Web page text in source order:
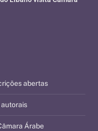
abertas
Árabe